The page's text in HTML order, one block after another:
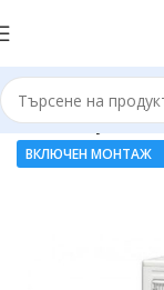
Начало
ВКЛЮЧЕН МОНТАЖ